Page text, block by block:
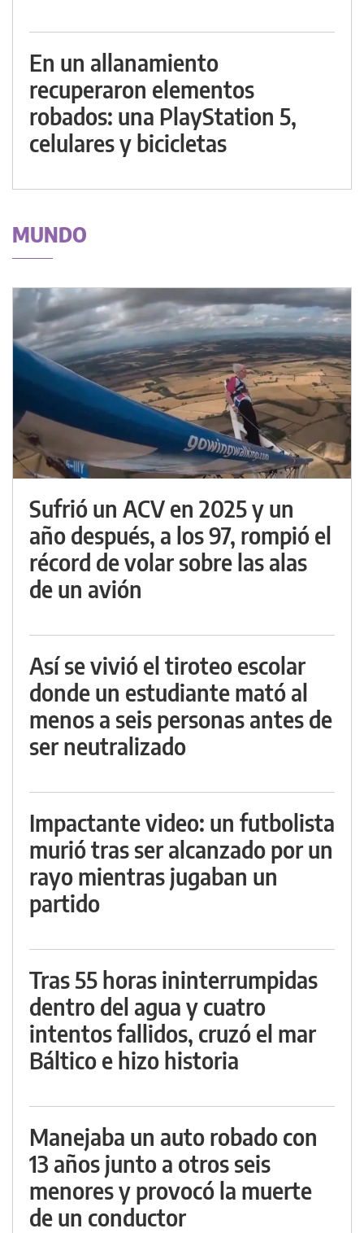
En un allanamiento
recuperaron elementos
robados: una PlayStation 5,
celulares y bicicletas
MUNDO
Sufrió un ACV en 2025 y un
año después, a los 97, rompió el
récord de volar sobre las alas
de un avión
Así se vivió el tiroteo escolar
donde un estudiante mató al
menos a seis personas antes de
ser neutralizado
Impactante video: un futbolista
murió tras ser alcanzado por un
rayo mientras jugaban un
partido
Tras 55 horas ininterrumpidas
dentro del agua y cuatro
intentos fallidos, cruzó el mar
Báltico e hizo historia
Manejaba un auto robado con
13 años junto a otros seis
menores y provocó la muerte
de un conductor